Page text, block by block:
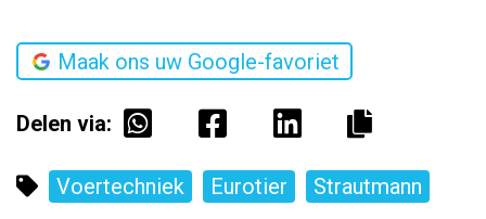
Maak ons uw Google-favoriet
Delen via:
Voertechniek Eurotier Strautmann